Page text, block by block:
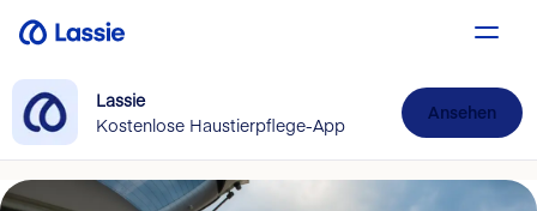
Lassie
Kostenlose Haustierpflege-App
Ansehen